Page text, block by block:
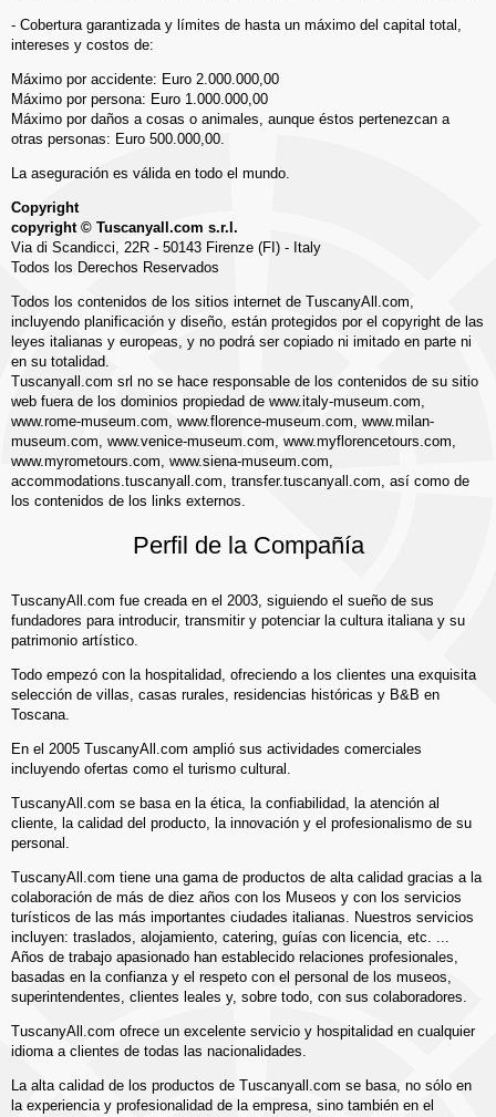
- Cobertura garantizada y límites de hasta un máximo del capital total,
intereses y costos de:
Máximo por accidente: Euro 2.000.000,00
Máximo por persona: Euro 1.000.000,00
Máximo por daños a cosas o animales, aunque éstos pertenezcan a
otras personas: Euro 500.000,00.
La aseguración es válida en todo el mundo.
Copyright
copyright © Tuscanyall.com s.r.l.
Via di Scandicci, 22R - 50143 Firenze (FI) - Italy
Todos los Derechos Reservados
Todos los contenidos de los sitios internet de TuscanyAll.com,
incluyendo planificación y diseño, están protegidos por el copyright de las
leyes italianas y europeas, y no podrá ser copiado ni imitado en parte ni
en su totalidad.
Tuscanyall.com srl no se hace responsable de los contenidos de su sitio
web fuera de los dominios propiedad de www.italy-museum.com,
www.rome-museum.com, www.florence-museum.com, www.milan-
museum.com, www.venice-museum.com, www.myflorencetours.com,
www.myrometours.com, www.siena-museum.com,
accommodations.tuscanyall.com, transfer.tuscanyall.com, así como de
los contenidos de los links externos.
Perfil de la Compañía
TuscanyAll.com fue creada en el 2003, siguiendo el sueño de sus
fundadores para introducir, transmitir y potenciar la cultura italiana y su
patrimonio artístico.
Todo empezó con la hospitalidad, ofreciendo a los clientes una exquisita
selección de villas, casas rurales, residencias históricas y B&B en
Toscana.
En el 2005 TuscanyAll.com amplió sus actividades comerciales
incluyendo ofertas como el turismo cultural.
TuscanyAll.com se basa en la ética, la confiabilidad, la atención al
cliente, la calidad del producto, la innovación y el profesionalismo de su
personal.
TuscanyAll.com tiene una gama de productos de alta calidad gracias a la
colaboración de más de diez años con los Museos y con los servicios
turísticos de las más importantes ciudades italianas. Nuestros servicios
incluyen: traslados, alojamiento, catering, guías con licencia, etc. ...
Años de trabajo apasionado han establecido relaciones profesionales,
basadas en la confianza y el respeto con el personal de los museos,
superintendentes, clientes leales y, sobre todo, con sus colaboradores.
TuscanyAll.com ofrece un excelente servicio y hospitalidad en cualquier
idioma a clientes de todas las nacionalidades.
La alta calidad de los productos de Tuscanyall.com se basa, no sólo en
la experiencia y profesionalidad de la empresa, sino también en el